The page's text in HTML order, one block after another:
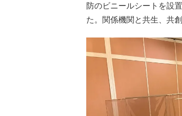
防のビニールシートを設
た。関係機関と共生、共